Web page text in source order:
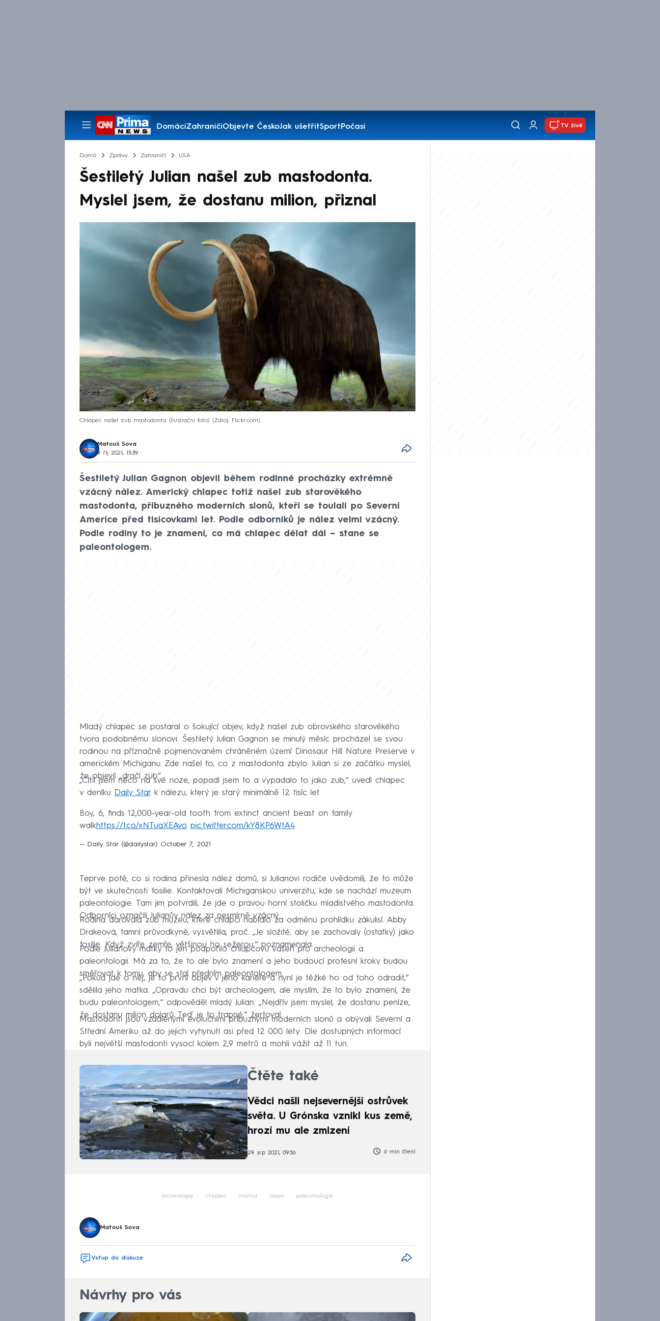
DomácíZahraničíObjevte ČeskoJak ušetřitSportPočasí
Pořady
TV živě
Domů Zprávy Zahraničí USA
Šestiletý Julian našel zub mastodonta.
Myslel jsem, že dostanu milion, přiznal
Chlapec našel zub mastodonta. (Ilustrační foto) Zdroj: Flickr.com
Matouš Sova
9. říj 2021, 13:39
Šestiletý Julian Gagnon objevil během rodinné procházky extrémně
vzácný nález. Americký chlapec totiž našel zub starověkého
mastodonta, příbuzného moderních slonů, kteří se toulali po Severní
Americe před tisícovkami let. Podle odborníků je nález velmi vzácný.
Podle rodiny to je znamení, co má chlapec dělat dál – stane se
paleontologem.
Mladý chlapec se postaral o šokující objev, když našel zub obrovského starověkého
tvora podobnému slonovi. Šestiletý Julian Gagnon se minulý měsíc procházel se svou
rodinou na příznačně pojmenovaném chráněném území Dinosaur Hill Nature Preserve v
americkém Michiganu. Zde našel to, co z mastodonta zbylo. Julian si ze začátku myslel,
že objevil „dračí zub“.
„Cítil jsem něco na své noze, popadl jsem to a vypadalo to jako zub,“ uvedl chlapec
v deníku
Daily Stark nálezu, který je starý minimálně 12 tisíc let.
Boy, 6, finds 12,000-year-old tooth from extinct ancient beast on family
walkhttps://t.co/xNTuaXEAvo pic.twitter.com/kY8KP6WtA4
— Daily Star (@dailystar) October 7, 2021
Teprve poté, co si rodina přinesla nález domů, si Julianovi rodiče uvědomili, že to může
být ve skutečnosti fosilie. Kontaktovali Michiganskou univerzitu, kde se nachází muzeum
paleontologie. Tam jim potvrdili, že jde o pravou horní stoličku mladistvého mastodonta.
Odborníci označili Julianův nález za nesmírně vzácný.
Rodina darovala zub muzeu, které chlapci nabídlo za odměnu prohlídku zákulisí. Abby
Drakeová, tamní průvodkyně, vysvětlila, proč. „Je složité, aby se zachovaly (ostatky) jako
fosilie. Když zvíře zemře, většinou ho sežerou,“ poznamenala.
Podle Julianovy matky to jen podpořilo chlapcovu vášeň pro archeologii a
paleontologii. Má za to, že to ale bylo znamení a jeho budoucí profesní kroky budou
směřovat k tomu, aby se stal předním paleontologem.
„Pokud jde o něj, je to první objev v jeho kariéře a nyní je těžké ho od toho odradit,“
sdělila jeho matka. „Opravdu chci být archeologem, ale myslím, že to bylo znamení, že
budu paleontologem,“ odpověděl mladý Julian. „Nejdřív jsem myslel, že dostanu peníze,
že dostanu milion dolarů. Teď je to trapné,“ žertoval.
Mastodonti jsou vzdálenými evolučními příbuznými moderních slonů a obývali Severní a
Střední Ameriku až do jejich vyhynutí asi před 12 000 lety. Dle dostupných informací
byli největší mastodonti vysocí kolem 2,9 metrů a mohli vážit až 11 tun.
Čtěte také
Vědci našli nejsevernější ostrůvek
světa. U Grónska vznikl kus země,
hrozí mu ale zmizení
29. srp 2021, 09:56 6 min čtení
archeologie chlapec mamut objev paleontologie
Matouš Sova
Vstup do diskuze
Návrhy pro vás